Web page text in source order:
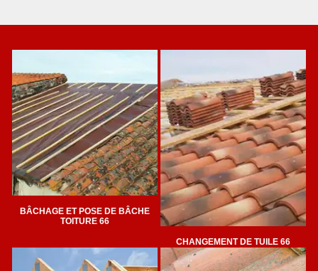
BÂCHAGE ET POSE DE BÂCHE
TOITURE 66
CHANGEMENT DE TUILE 66